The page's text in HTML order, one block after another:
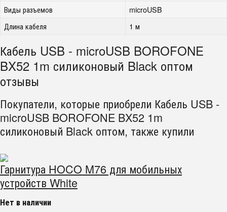
Виды разъемов
microUSB
Длина кабеля
1 м
Кабель USB - microUSB BOROFONE
BX52 1m силиконовый Black оптом
отзывы
Покупатели, которые приобрели Кабель USB -
microUSB BOROFONE BX52 1m
силиконовый Black оптом, также купили
Гарнитура HOCO M76 для мобильных
устройств White
Нет в наличии